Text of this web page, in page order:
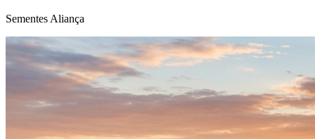
Sementes Aliança